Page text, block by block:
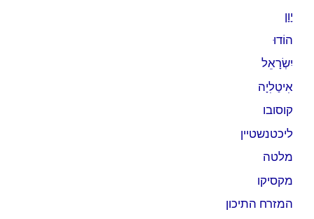
יָוָן
הוֹדוּ
יִשְׂרָאֵל
אִיטַלִיָה
קוסובו
ליכטנשטיין
מלטה
מקסיקו
המזרח התיכון